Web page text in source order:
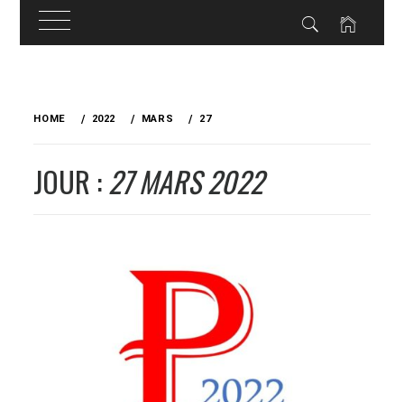
HOME 2022 MARS 27
JOUR :27 MARS 2022